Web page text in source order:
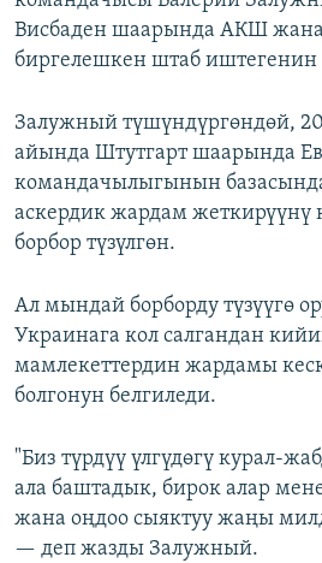
Висбаден шаарында АКШ жана
биргелешкен штаб иштегенин
Залужный түшүндүргөндөй,
айында Штутгарт шаарында
командачылыгынын
аскердик жардам жеткирүүнү
борбор түзүлгөн.
Ал мындай борборду түзүүгө
Украинага кол салгандан
мамлекеттердин жардамы
болгонун белгиледи.
"Биз түрдүү үлгүдөгү курал-
ала баштадык, бирок алар
жана оңдоо сыяктуу жаңы
— деп жазды Залужный.